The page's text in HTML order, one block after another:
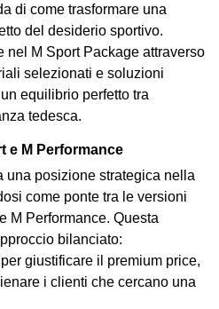
di come trasformare una
del desiderio sportivo.
nel M Sport Package attraverso
selezionati e soluzioni
equilibrio perfetto tra
tedesca.
e M Performance
una posizione strategica nella
come ponte tra le versioni
M Performance. Questa
bilanciato:
giustificare il premium price,
i clienti che cercano una